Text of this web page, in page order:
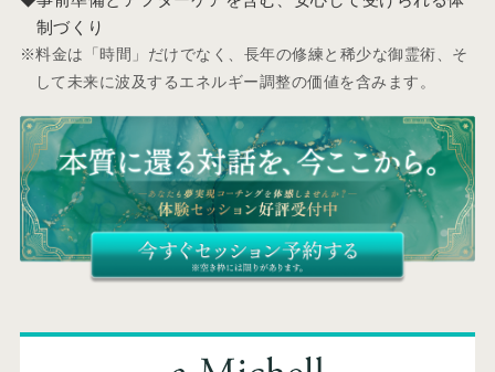
制づくり
料金は「時間」だけでなく、長年の修練と稀少な御霊術、そ
して未来に波及するエネルギー調整の価値を含みます。